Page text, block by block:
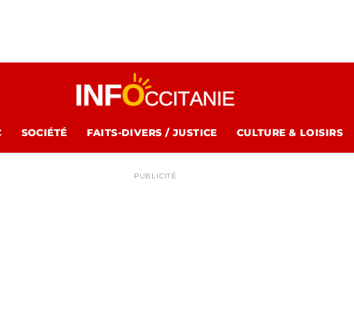
SOCIÉTÉ FAITS-DIVERS / JUSTICE CULTURE & LOISIRS
PUBLICITÉ